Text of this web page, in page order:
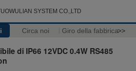
SYSTEM CO.,LTD
Circa noi Giro della fabbrica>>
di IP66 12VDC 0.4W RS485